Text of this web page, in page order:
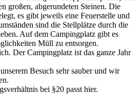
großen, abgerundeten Steinen. Die
es gibt jeweils eine Feuerstelle und
sind die Stellplätze durch die
Auf dem Campingplatz gibt es
Müll zu entsorgen.
Der Campingplatz ist das ganze Jahr
Besuch sehr sauber und wir
bei §20 passt hier.